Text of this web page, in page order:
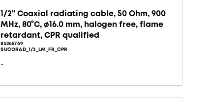
1/2" Coaxial radiating cable, 50 Ohm, 900
MHz, 80°C, ø16.0 mm, halogen free, flame
retardant, CPR qualified
85265769
SUCORAD_1/2_LM_FR_CPR
-